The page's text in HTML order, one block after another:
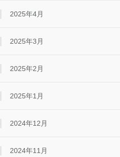
2025年4月
2025年3月
2025年2月
2025年1月
2024年12月
2024年11月